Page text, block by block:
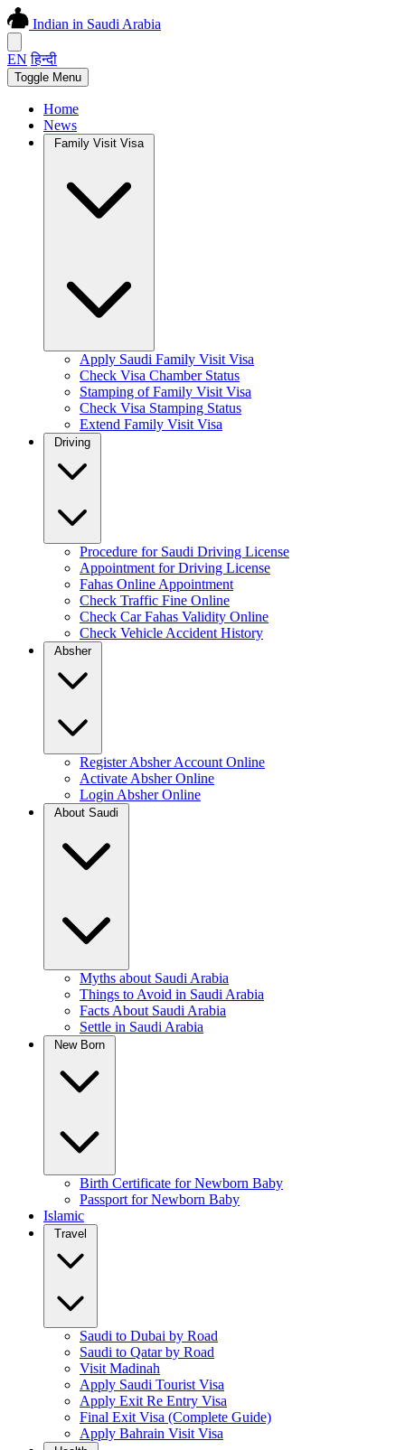
Indian in Saudi Arabia
EN हिन्दी
Toggle Menu
Home
News
Family Visit Visa
Apply Saudi Family Visit Visa
Check Visa Chamber Status
Stamping of Family Visit Visa
Check Visa Stamping Status
Extend Family Visit Visa
Procedure for Saudi Driving License
Appointment for Driving License
Fahas Online Appointment
Check Traffic Fine Online
Check Car Fahas Validity Online
Check Vehicle Accident History
Absher
Register Absher Account Online
Activate Absher Online
Login Absher Online
Myths about Saudi Arabia
Things to Avoid in Saudi Arabia
Facts About Saudi Arabia
Settle in Saudi Arabia
Birth Certificate for Newborn Baby
Passport for Newborn Baby
Islamic
Saudi to Dubai by Road
Saudi to Qatar by Road
Visit Madinah
Apply Saudi Tourist Visa
Apply Exit Re Entry Visa
Final Exit Visa (Complete Guide)
Apply Bahrain Visit Visa